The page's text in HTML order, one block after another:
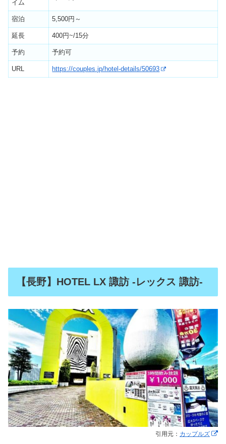
イム
宿泊 5,500円～
延長 400円~/15分
予約 予約可
URL https://couples.jp/hotel-details/50693
【長野】HOTEL LX 諏訪 -レックス 諏訪-
引用元： カップルズ